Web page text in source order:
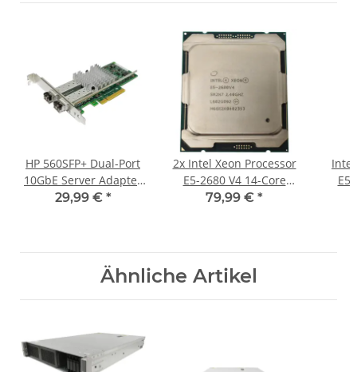
HP 560SFP+ Dual-Port
10GbE Server Adapter
669279-001 +2x
29,99 € *
2x Intel Xeon Processor
E5-2680 V4 14-Core
35MB SmartCache 2.40
79,99 € *
Intel
Ähnliche Artikel